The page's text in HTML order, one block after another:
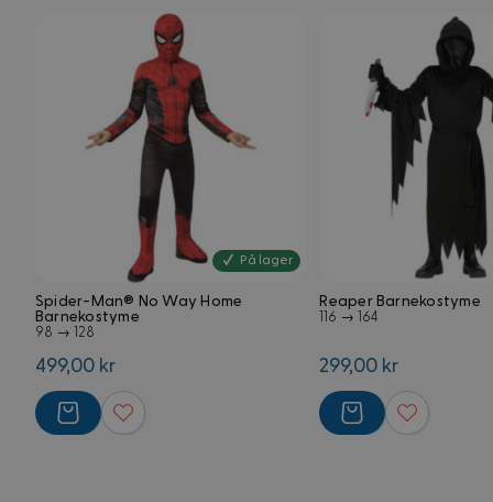
På lager
Spider-Man® No Way Home
Barnekostyme
98 → 128
499,00 kr
Reaper Barnekostyme
116 → 164
299,00 kr
ROLLOUT_TOKEN
IDE
_uetvid
VISITOR_INFO1_LIVE